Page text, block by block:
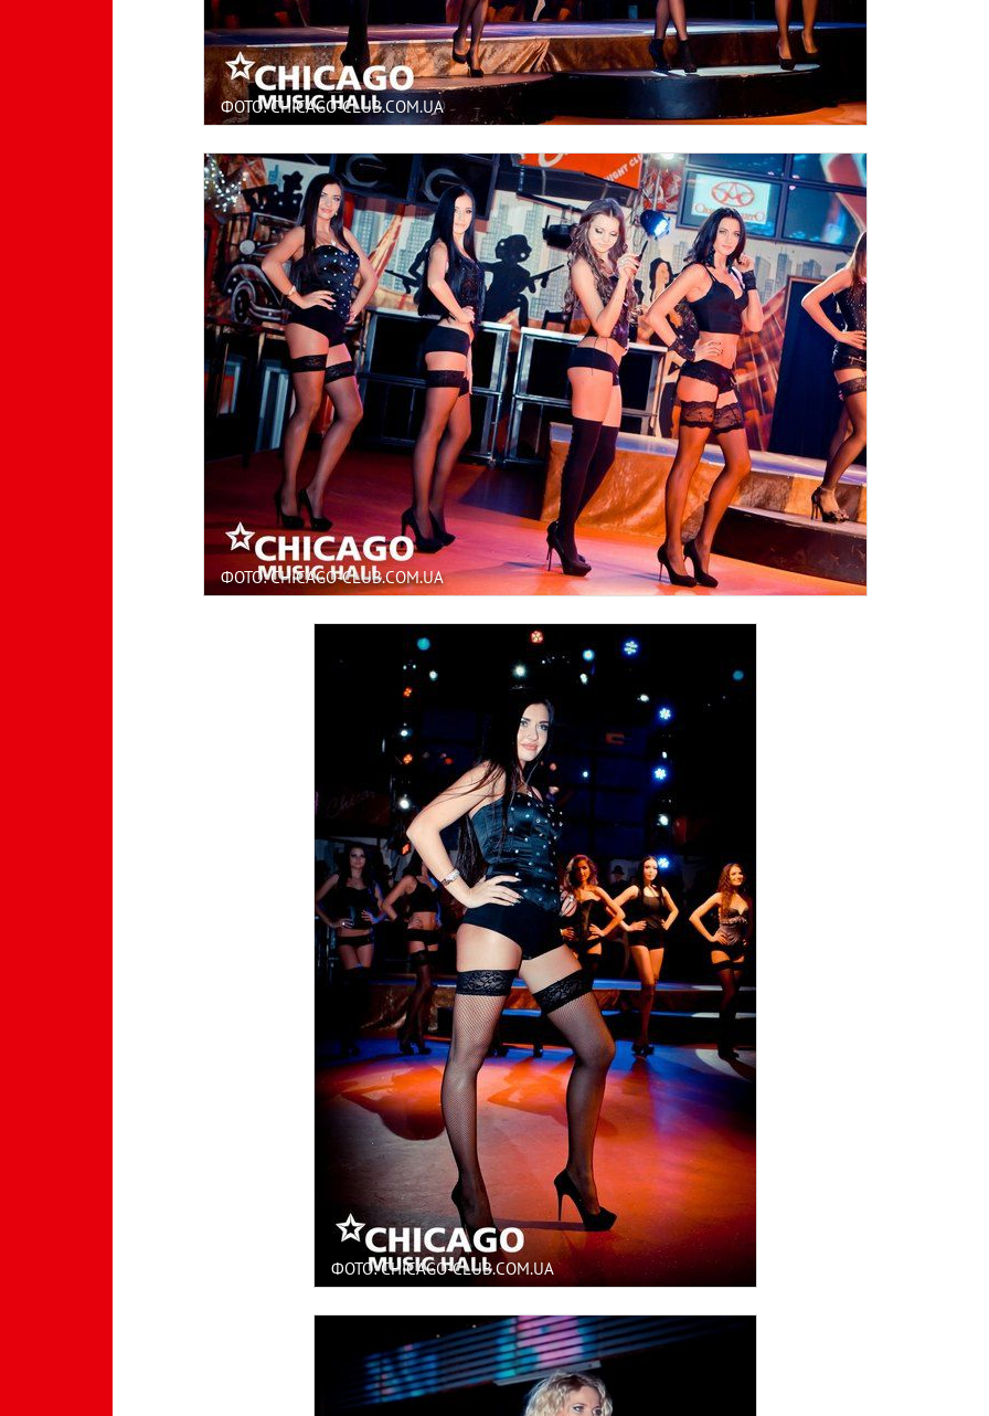
ФОТО: CHICAGO-CLUB.COM.UA
ФОТО: CHICAGO-CLUB.COM.UA
ФОТО: CHICAGO-CLUB.COM.UA